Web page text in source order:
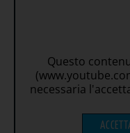
Questo
necessaria